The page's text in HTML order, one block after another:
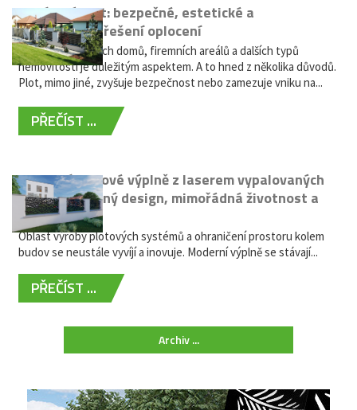
Hliníkový plot: bezpečné, estetické a
bezúdržbové řešení oplocení
Oplocení rodinných domů, firemních areálů a dalších typů
nemovitostí je důležitým aspektem. A to hned z několika důvodů.
Plot, mimo jiné, zvyšuje bezpečnost nebo zamezuje vniku na...
PŘEČÍST ...
Moderní plotové výplně z laserem vypalovaných
kovů: výjimečný design, mimořádná životnost a
žádná údržba
Oblast výroby plotových systémů a ohraničení prostoru kolem
budov se neustále vyvíjí a inovuje. Moderní výplně se stávají...
PŘEČÍST ...
Archiv ...